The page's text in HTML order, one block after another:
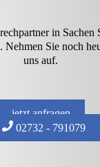
in Sachen
Nehmen Sie noch
uns auf.
jetzt anfragen
02732 - 791079